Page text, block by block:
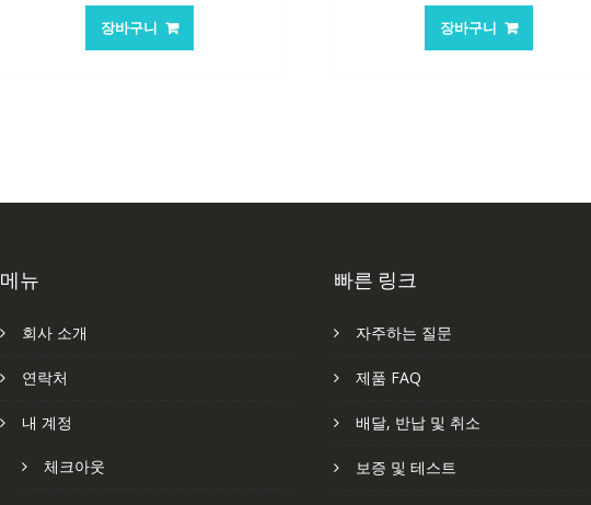
가
격:
장바구니
가
격:
장바구니
메뉴
회사 소개
연락처
내 계정
체크아웃
빠른 링크
자주하는 질문
제품 FAQ
배달, 반납 및 취소
보증 및 테스트